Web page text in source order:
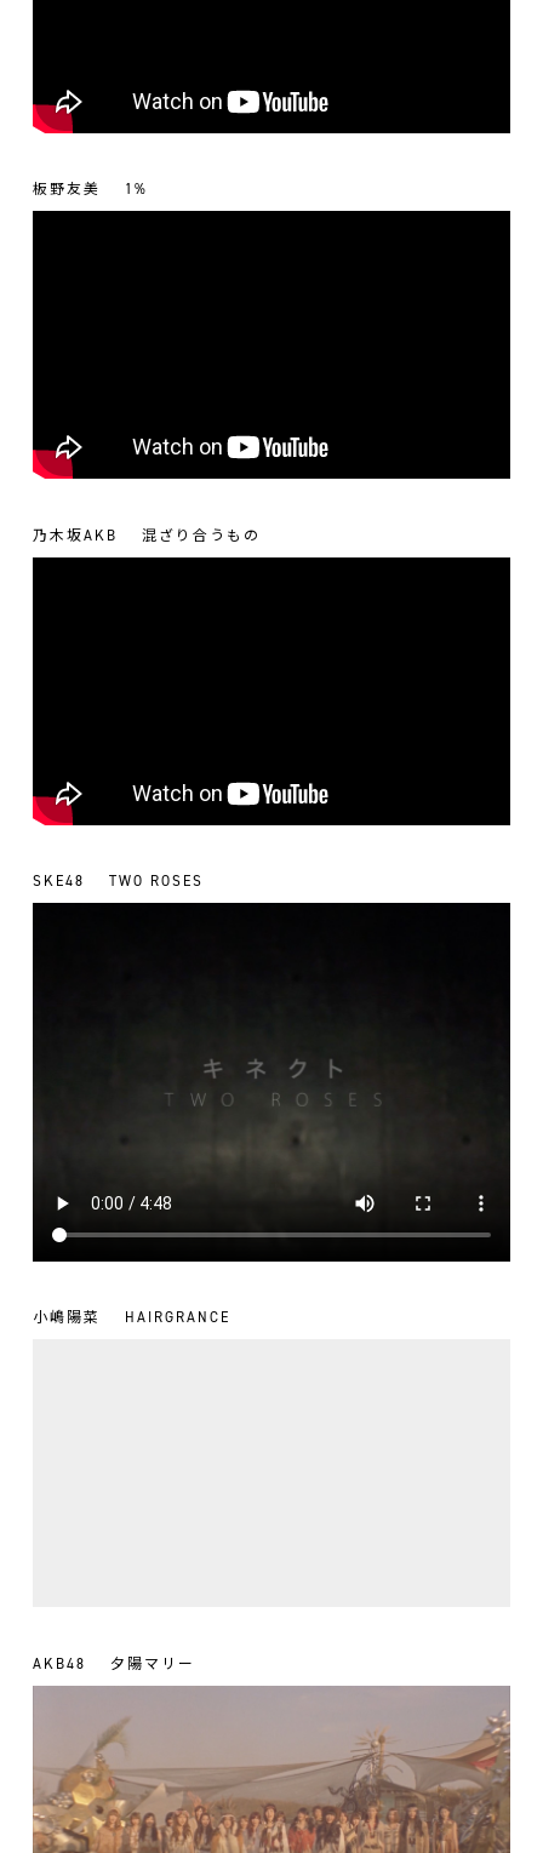
板野友美 1%
乃木坂AKB 混ざり合うもの
SKE48 TWO ROSES
小嶋陽菜 HAIRGRANCE
AKB48 夕陽マリー